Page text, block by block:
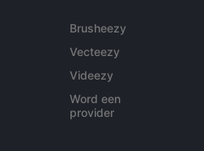
Brusheezy
Vecteezy
Videezy
Word een
provider